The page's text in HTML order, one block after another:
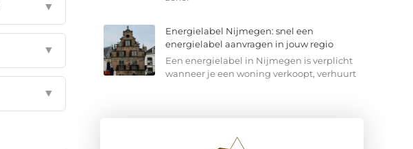
▼
▼
▼
Energielabel Nijmegen: snel een
energielabel aanvragen in jouw regio
Een energielabel in Nijmegen is verplicht
wanneer je een woning verkoopt, verhuurt